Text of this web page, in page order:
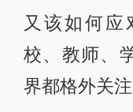
又该如何应
校、教师、
界都格外关注